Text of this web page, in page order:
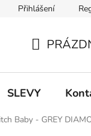
k on-line platbám
Přihlášení
KOŠÍK
SLEVY
Baby - GREY